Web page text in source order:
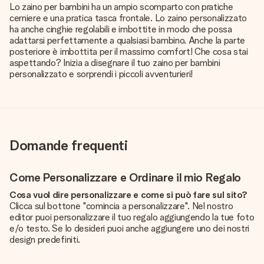
Lo zaino per bambini ha un ampio scomparto con pratiche
cerniere e una pratica tasca frontale. Lo zaino personalizzato
ha anche cinghie regolabili e imbottite in modo che possa
adattarsi perfettamente a qualsiasi bambino. Anche la parte
posteriore è imbottita per il massimo comfort! Che cosa stai
aspettando? Inizia a disegnare il tuo zaino per bambini
personalizzato e sorprendi i piccoli avventurieri!
Domande frequenti
Come Personalizzare e Ordinare il mio Regalo
Cosa vuol dire personalizzare e come si può fare sul sito?
Clicca sul bottone "comincia a personalizzare". Nel nostro
editor puoi personalizzare il tuo regalo aggiungendo la tue foto
e/o testo. Se lo desideri puoi anche aggiungere uno dei nostri
design predefiniti.